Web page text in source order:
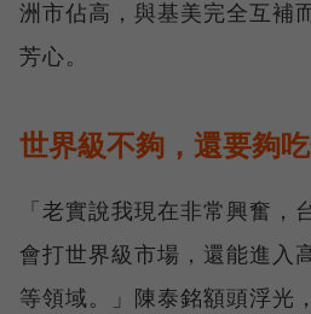
洲市佔高，與基美完全互補
芳心。
世界級不夠，還要夠
「老實說我現在非常興奮，
會打世界級市場，還能進入
等領域。」陳泰銘額頭浮光